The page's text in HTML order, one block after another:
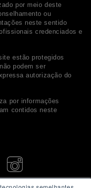
por meio deste
ou
neste sentido
credenciados e
estão protegidos
podem ser
autorização do
por informações
contidos neste